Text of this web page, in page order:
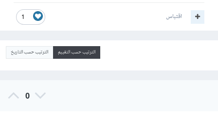
1 اقتباس
الترتيب حسب التقييم الترتيب حسب التاريخ
0